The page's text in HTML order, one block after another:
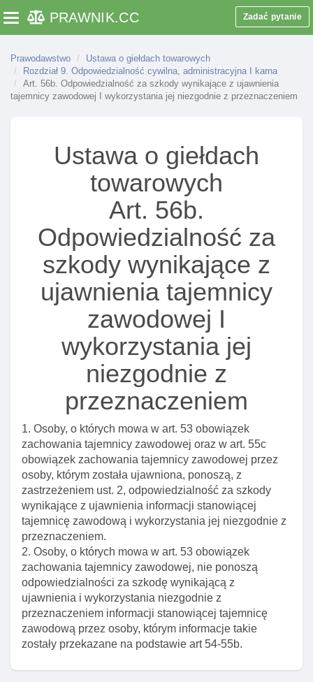
Toggle navigation
PRAWNIK.CC Zadać pytanie
Prawodawstwo
Ustawa o giełdach towarowych
Rozdział 9. Odpowiedzialność cywilna, administracyjna I karna
Art. 56b. Odpowiedzialność za szkody wynikające z ujawnienia
tajemnicy zawodowej I wykorzystania jej niezgodnie z przeznaczeniem
Ustawa o giełdach
towarowych
Art. 56b.
Odpowiedzialność za
szkody wynikające z
ujawnienia tajemnicy
zawodowej I
wykorzystania jej
niezgodnie z
przeznaczeniem
1. Osoby, o których mowa w art. 53 obowiązek
zachowania tajemnicy zawodowej oraz w art. 55c
obowiązek zachowania tajemnicy zawodowej przez
osoby, którym została ujawniona, ponoszą, z
zastrzeżeniem ust. 2, odpowiedzialność za szkody
wynikające z ujawnienia informacji stanowiącej
tajemnicę zawodową i wykorzystania jej niezgodnie z
przeznaczeniem.
2. Osoby, o których mowa w art. 53 obowiązek
zachowania tajemnicy zawodowej, nie ponoszą
odpowiedzialności za szkodę wynikającą z
ujawnienia i wykorzystania niezgodnie z
przeznaczeniem informacji stanowiącej tajemnicę
zawodową przez osoby, którym informacje takie
zostały przekazane na podstawie art 54-55b.
Art. 26. Opłaty za udzielenie zezwolenia lub zgody I
opłaty roczne
Rozdział 6. (uchylony)
Rozdział 7. Towarowe domy maklerskie
Art. 37. Towarowy dom maklerski
Art. 38b. Umowa o świadczenie usług brokerskich w
zakresie obrotu towarami giełdowymi
Art. 38c. Doradztwo w zakresie obrotu giełdowego
Art. 38e. Nabywanie przez dom maklerski towarów
Art. 38f. Zakres czynnośCI domu maklerskiego
Art. 38g. Postępowanie domu maklerskiego ze
środkami pieniężnymi powierzonymi mu w związku z
jego usługami brokerskimi
Art. 39. Wniosek o zezwolenie na prowadzenie
Art. 40. Tryb rozpoznawania wniosku o zezwolenie
na prowadzenie działalnośCI maklerskiej
Art. 41. Przesłanki odmowy zezwolenia na
prowadzenie działalnośCI maklerskiej
Art. 41a. Wymogi wobec maklerów towarowych
domów maklerskich
Art. 41b. środki własne towarowego domu
maklerskiego na prowadzenie działalnośCI
maklerskiej
Art. 42. Uprawnienia przedstawiciela komisji wobec
domu maklerskiego I obowiązki obowiązki domu
maklerskiego
Art. 43. Cofnięcie zezwolenia na prowadzenie
działalnośCI maklerskiej lub ograniczenie zakresu
czynnośCI albo nałożenie kary pieniężnej
Art. 44. Ograniczenie czynnośCI domu maklerskiego
w związku z wygaśnięciem lub cofnięciem